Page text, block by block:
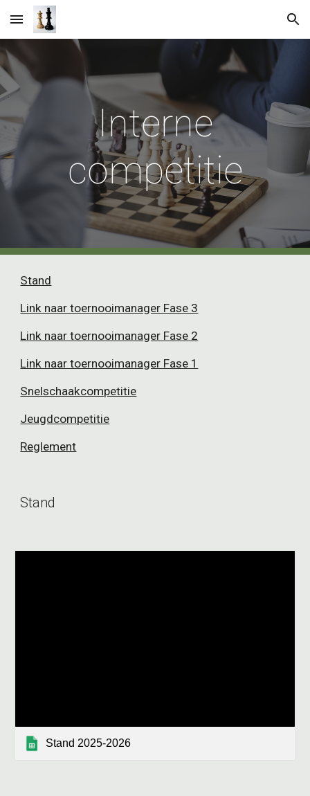
Skip to main content Skip to navigation
Interne
competitie
Stand
Link naar toernooimanager Fase 3
Link naar toernooimanager Fase 2
Link naar toernooimanager Fase 1
Snelschaakcompetitie
Jeugdcompetitie
Reglement
Stand
Stand 2025-2026